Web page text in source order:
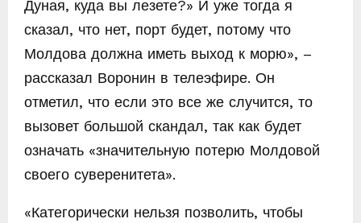
Дуная, куда вы лезете?» И уже тогда я
сказал, что нет, порт будет, потому что
Молдова должна иметь выход к морю», –
рассказал Воронин в телеэфире. Он
отметил, что если это все же случится, то
вызовет большой скандал, так как будет
означать «значительную потерю Молдовой
своего суверенитета».
«Категорически нельзя позволить, чтобы